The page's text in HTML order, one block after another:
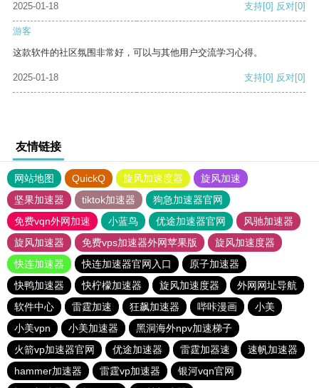
2025-01-18
支持[0] 反对[0]
游客
这款软件的社区氛围非常好，可以与其他用户交流学习心得。
2025-01-18 支持[0] 反对[0]
友情链接
网站地图 QuickQ 旋风加速度器
旋风加速
坚果加速器
tiktok加速器
狗急加速器官网
免费vqn外网加速
小蓝鸟 优途加速器官网
风驰加速器
旋风加速器
免费vps加速器外网苹果版
旋风加速度器
快连加速器
快连加速器官网入口
原子加速器
快鸭加速器
快柠檬加速器 旋风加速度器
外网网址导航
软件中心
雷霆加速 狂飙加速器 哔咔漫画
小美
小美vpn
小美加速器
黑洞海外npv加速梯子
火箭vp加速器官网
优途加速器 雷霆加器速
速帆加速器
hammer加速器
雷霆vp加速器
银河vqn官网